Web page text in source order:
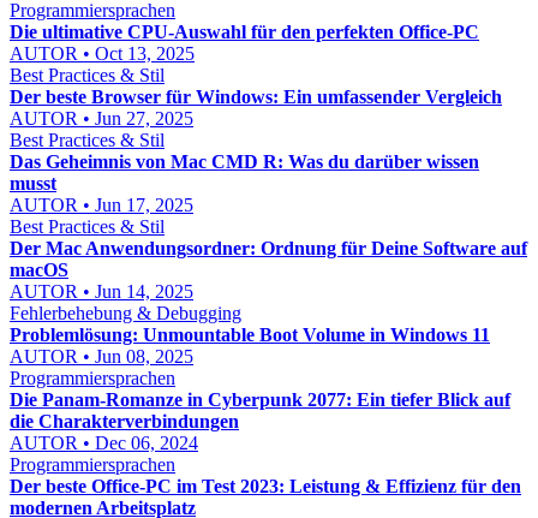
Programmiersprachen
Die ultimative CPU-Auswahl für den perfekten Office-PC
AUTOR • Oct 13, 2025
Best Practices & Stil
Der beste Browser für Windows: Ein umfassender Vergleich
AUTOR • Jun 27, 2025
Best Practices & Stil
Das Geheimnis von Mac CMD R: Was du darüber wissen
musst
AUTOR • Jun 17, 2025
Best Practices & Stil
Der Mac Anwendungsordner: Ordnung für Deine Software auf
macOS
AUTOR • Jun 14, 2025
Fehlerbehebung & Debugging
Problemlösung: Unmountable Boot Volume in Windows 11
AUTOR • Jun 08, 2025
Programmiersprachen
Die Panam-Romanze in Cyberpunk 2077: Ein tiefer Blick auf
die Charakterverbindungen
AUTOR • Dec 06, 2024
Programmiersprachen
Der beste Office-PC im Test 2023: Leistung & Effizienz für den
modernen Arbeitsplatz